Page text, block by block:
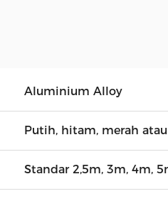
Aluminium Alloy
Putih, hitam, merah
Standar 2,5m, 3m, 4m,